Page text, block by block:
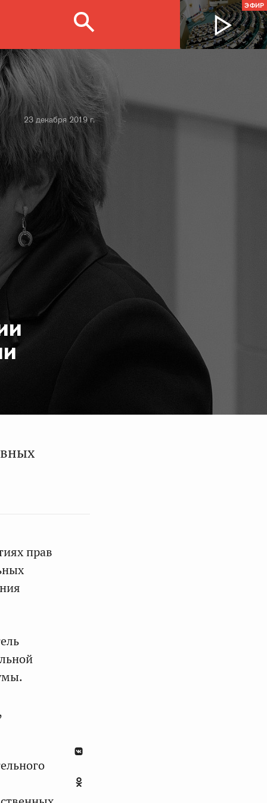
ЭФИР
23 декабря 2019 г.
прав